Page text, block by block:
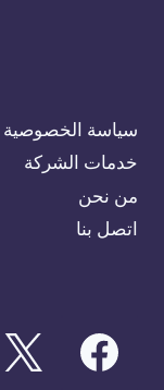
سياسة الخصوصية
خدمات الشركة
من نحن
اتصل بنا